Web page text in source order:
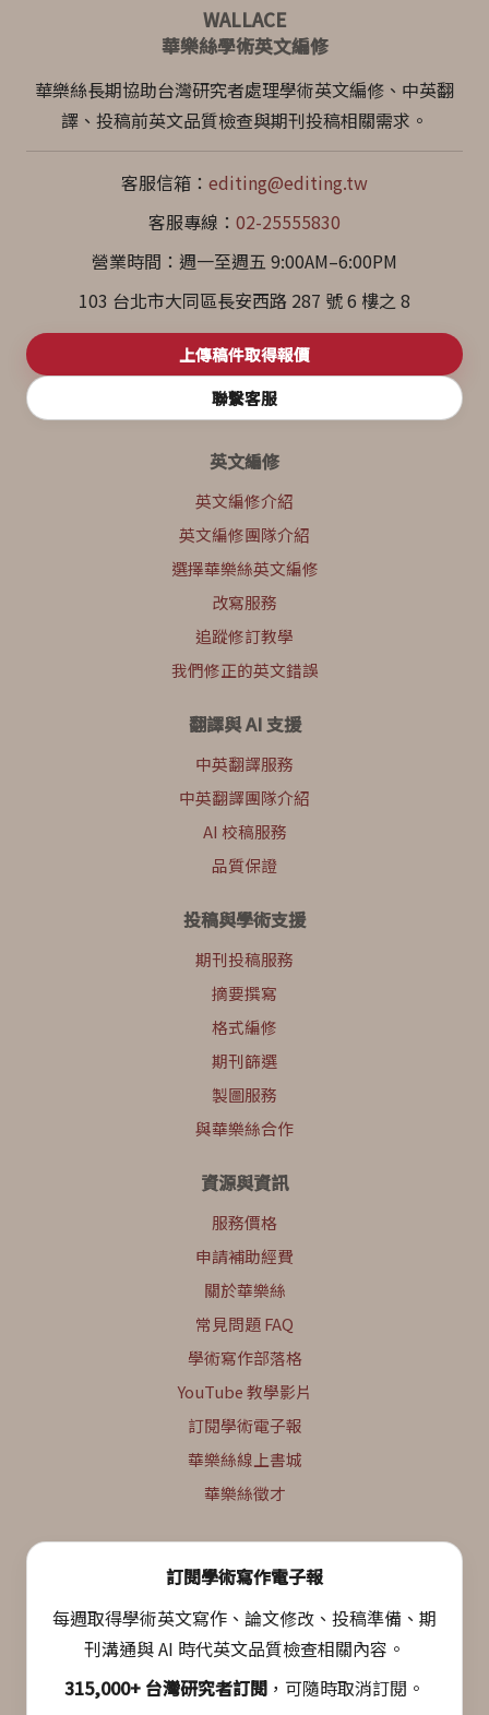
WALLACE
華樂絲學術英文編修
華樂絲長期協助台灣研究者處理學術英文編修、中英翻
譯、投稿前英文品質檢查與期刊投稿相關需求。
客服信箱： editing@editing.tw
客服專線： 02-25555830
營業時間：週一至週五 9:00AM–6:00PM
103 台北市大同區長安西路 287 號 6 樓之 8
上傳稿件取得報價
聯繫客服
英文編修
英文編修介紹
英文編修團隊介紹
選擇華樂絲英文編修
改寫服務
追蹤修訂教學
我們修正的英文錯誤
翻譯與 AI 支援
中英翻譯服務
中英翻譯團隊介紹
AI 校稿服務
品質保證
投稿與學術支援
期刊投稿服務
摘要撰寫
格式編修
期刊篩選
製圖服務
與華樂絲合作
資源與資訊
服務價格
申請補助經費
關於華樂絲
常見問題 FAQ
學術寫作部落格
YouTube 教學影片
訂閱學術電子報
華樂絲線上書城
華樂絲徵才
訂閱學術寫作電子報
每週取得學術英文寫作、論文修改、投稿準備、期
刊溝通與 AI 時代英文品質檢查相關內容。
315,000+ 台灣研究者訂閱 ，可隨時取消訂閱。